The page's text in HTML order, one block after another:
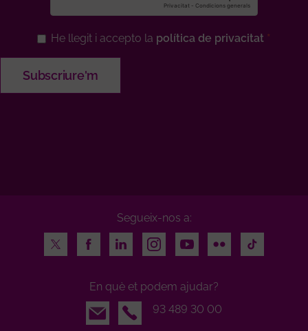
He llegit i accepto la política de privacitat
Segueix-nos a:
Twitter
FacebookLinkedInInstagramYoutubeFlickr TikTok
En què et podem ajudar?
Email
93 489 30 00